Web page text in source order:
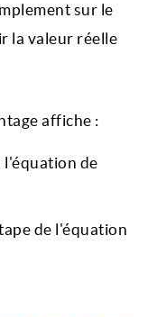
sur le
la valeur réelle
affiche :
l'équation de
de l'équation